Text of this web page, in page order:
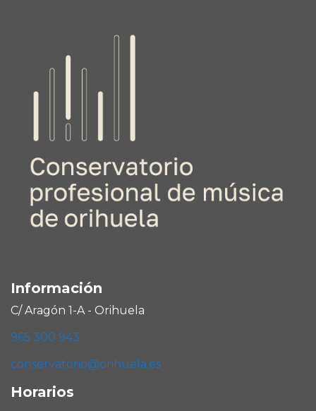
Información
C/ Aragón 1-A - Orihuela
965 300 943
conservatorio@orihuela.es
Horarios